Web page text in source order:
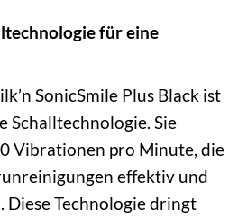
für eine
SonicSmile Plus Black ist
Schalltechnologie. Sie
Vibrationen pro Minute, die
effektiv und
Diese Technologie dringt